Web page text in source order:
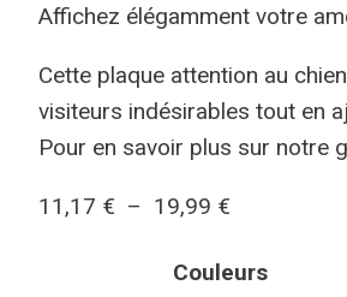
Affichez élégamment votre
Cette plaque attention au
visiteurs indésirables tout en
Pour en savoir plus sur notre
11,17 € – 19,99 €
prix :
Couleurs